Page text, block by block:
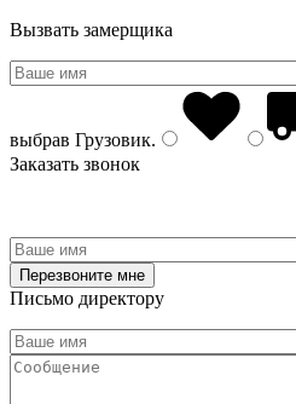
Вызвать замерщика
выбрав Грузовик.
Заказать звонок
Письмо директору